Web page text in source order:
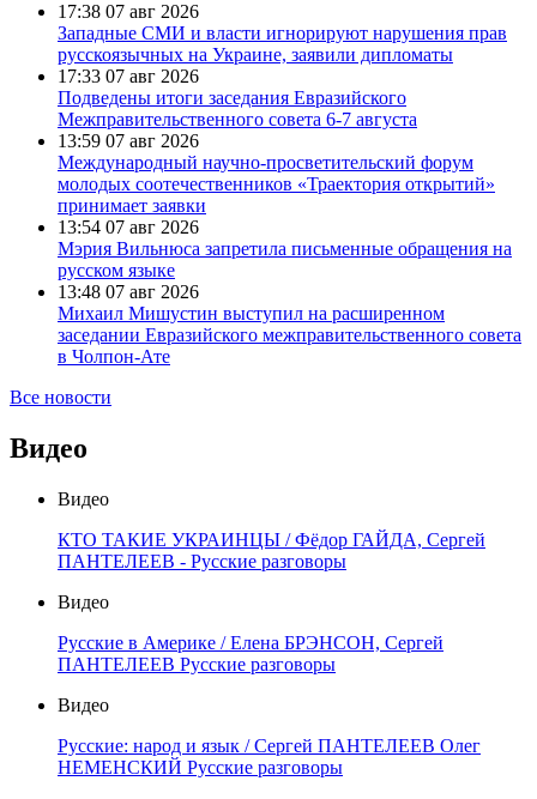
17:38 07 авг 2026
Западные СМИ и власти игнорируют нарушения прав
русскоязычных на Украине, заявили дипломаты
17:33 07 авг 2026
Подведены итоги заседания Евразийского
Межправительственного совета 6-7 августа
13:59 07 авг 2026
Международный научно-просветительский форум
молодых соотечественников «Траектория открытий»
принимает заявки
13:54 07 авг 2026
Мэрия Вильнюса запретила письменные обращения на
русском языке
13:48 07 авг 2026
Михаил Мишустин выступил на расширенном
заседании Евразийского межправительственного совета
в Чолпон-Ате
Все новости
Видео
Видео
КТО ТАКИЕ УКРАИНЦЫ / Фёдор ГАЙДА, Сергей
ПАНТЕЛЕЕВ - Русские разговоры
Видео
Русские в Америке / Елена БРЭНСОН, Сергей
ПАНТЕЛЕЕВ Русские разговоры
Видео
Русские: народ и язык / Сергей ПАНТЕЛЕЕВ Олег
НЕМЕНСКИЙ Русские разговоры